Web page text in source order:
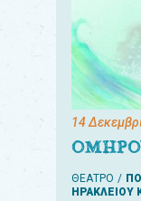
14
ΘΕΑΤΡΟ
ΗΡΑΚΛΕΙΟΥ